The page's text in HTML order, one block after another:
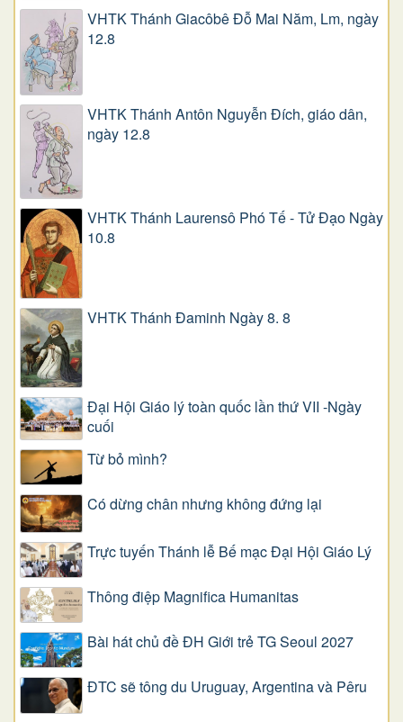
VHTK Thánh Giacôbê Ðỗ Mai Năm, Lm, ngày
12.8
VHTK Thánh Antôn Nguyễn Ðích, giáo dân,
ngày 12.8
VHTK Thánh Laurensô Phó Tế - Tử Đạo Ngày
10.8
VHTK Thánh Đaminh Ngày 8. 8
Đại Hội Giáo lý toàn quốc lần thứ VII -Ngày
cuối
Từ bỏ mình?
Có dừng chân nhưng không đứng lại
Trực tuyến Thánh lễ Bế mạc Đại Hội Giáo Lý
Thông điệp Magnifica Humanitas
Bài hát chủ đề ĐH Giới trẻ TG Seoul 2027
ĐTC sẽ tông du Uruguay, Argentina và Pêru